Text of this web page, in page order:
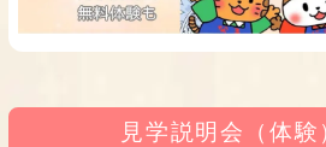
見学説明会（体験